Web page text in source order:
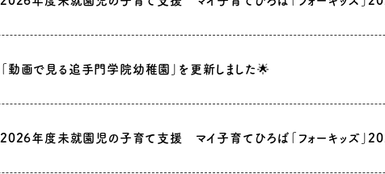
「動画で見る追手門学院幼稚園」を更新しました🌟
2026年度未就園児の子育て支援 マイ子育てひろば「フォーキッズ」